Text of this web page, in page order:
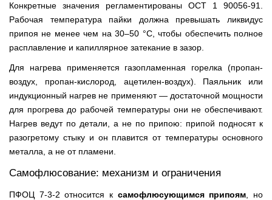
Конкретные значения регламентированы ОСТ 1 90056-91.
Рабочая температура пайки должна превышать ликвидус
припоя не менее чем на 30–50 °C, чтобы обеспечить полное
расплавление и капиллярное затекание в зазор.
Для нагрева применяется газопламенная горелка (пропан-
воздух, пропан-кислород, ацетилен-воздух). Паяльник или
индукционный нагрев не применяют — достаточной мощности
для прогрева до рабочей температуры они не обеспечивают.
Нагрев ведут по детали, а не по припою: припой подносят к
разогретому стыку и он плавится от температуры основного
металла, а не от пламени.
Самофлюсование: механизм и ограничения
ПФОЦ 7-3-2 относится к самофлюсующимся припоям , но